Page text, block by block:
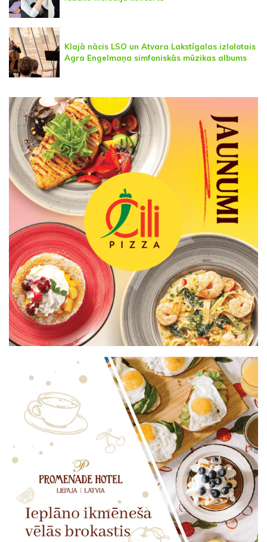
Klajā nācis LSO un Atvara Lakstīgalas izlolotais
Agra Engelmaņa simfoniskās mūzikas albums